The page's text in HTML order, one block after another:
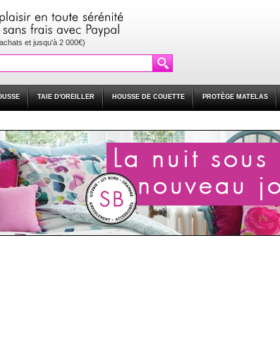
et jusqu'à 2 000€)
TAIE D'OREILLER HOUSSE DE COUETTE PROTÈGE MATELAS